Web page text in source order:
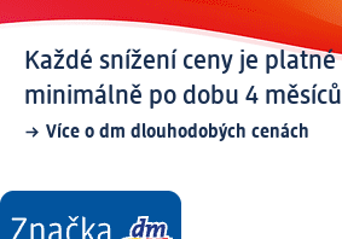
Každé snížení ceny je platné
minimálně po dobu 4 měsíců
Více o dm dlouhodobých cenách